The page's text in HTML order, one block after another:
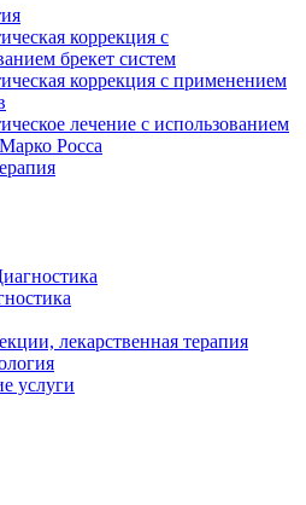
коррекция с
брекет систем
коррекция с применением
лечение с использованием
Росса
лекарственная терапия
услуги